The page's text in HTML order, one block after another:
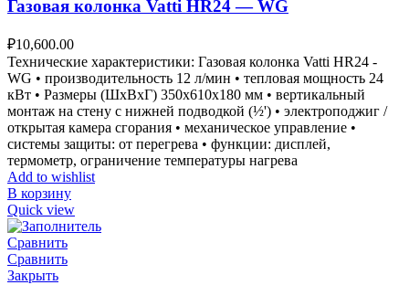
Газовая колонка Vatti HR24 — WG
₽10,600.00
Технические характеристики: Газовая колонка Vatti HR24 -
WG • производительность 12 л/мин • тепловая мощность 24
кВт • Размеры (ШxВxГ) 350x610x180 мм • вертикальный
монтаж на стену с нижней подводкой (½') • электроподжиг /
открытая камера сгорания • механическое управление •
системы защиты: от перегрева • функции: дисплей,
термометр, ограничение температуры нагрева
Add to wishlist
В корзину
Quick view
Сравнить
Сравнить
Закрыть